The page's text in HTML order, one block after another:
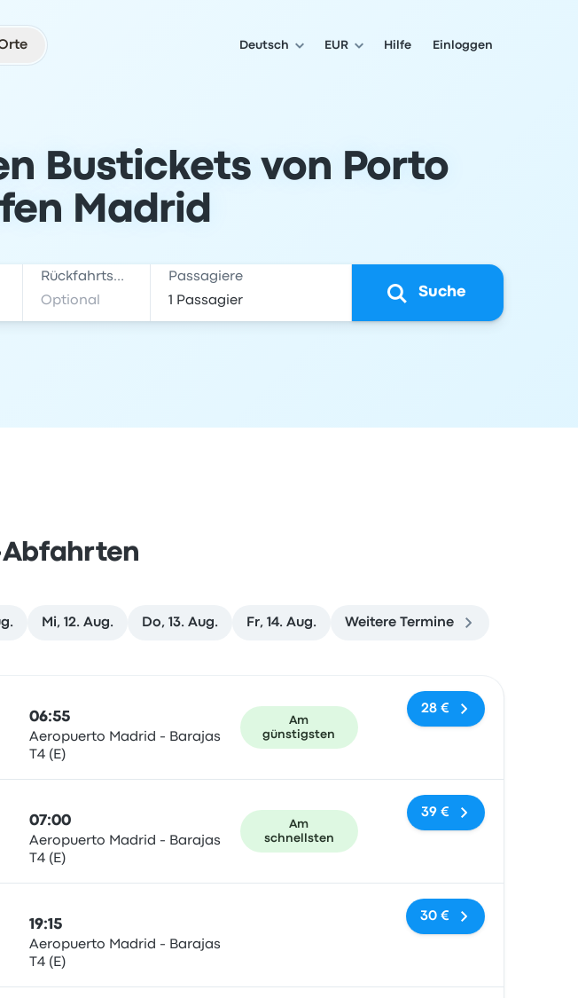
Deutsch EUR Hilfe Einloggen
Bustickets von Porto
Madrid
Rückfahrtsdatum Passagiere
Suche
Abfahrten
Mi, 12. Aug. Do, 13. Aug. Fr, 14. Aug. Weitere Termine
06:55
Aeropuerto Madrid - Barajas
T4 (E)
Am
günstigsten
28 €
07:00
Aeropuerto Madrid - Barajas
T4 (E)
Am
schnellsten
39 €
19:15
Aeropuerto Madrid - Barajas
T4 (E)
Keine Tags
30 €